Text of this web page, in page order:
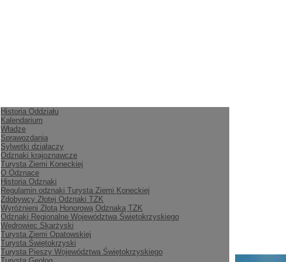
Historia Oddziału
Kalendarium
Władze
Sprawozdania
Sylwetki działaczy
Odznaki krajoznawcze
Turysta Ziemi Koneckiej
O Odznace
Historia Odznaki
Regulamin odznaki Turysta Ziemi Koneckiej
Zdobywcy Złotej Odznaki TZK
Wyróżnieni Złotą Honorową Odznaką TZK
Odznaki Regionalne Województwa Świętokrzyskiego
Wędrowiec Skarżyski
Turysta Ziemi Opatowskiej
Turysta Świętokrzyski
Turysta Pieszy Województwa Świętokrzyskiego